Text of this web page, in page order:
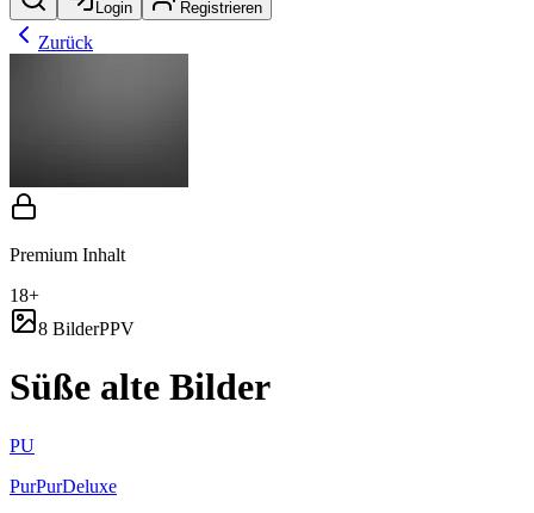
Login Registrieren
Zurück
Premium Inhalt
18+
8 BilderPPV
Süße alte Bilder
PU
PurPurDeluxe